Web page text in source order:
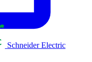
Schneider Electric